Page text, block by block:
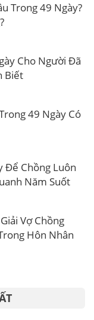
Trong 49 Ngày?
Cho Người Đã
Biết
49 Ngày Có
Để Chồng Luôn
Năm Suốt
Vợ Chồng
Hôn Nhân